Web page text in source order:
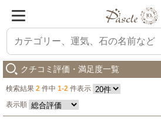
パスクル アメジスト8mm シンプルブレスレット
クチコミ評価・満足度一覧
検索結果 2 件中 1-2 件表示
表示順